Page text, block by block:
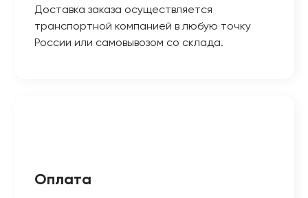
Доставка заказа осуществляется
транспортной компанией в любую точку
России или самовывозом со склада.
Оплата